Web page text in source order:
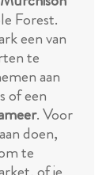
Forest.
een van
te
aan
of een
. Voor
doen,
te